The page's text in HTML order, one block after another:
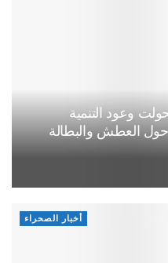
وعود التنمية
حول العطش والبطالة
أخبار الصحراء